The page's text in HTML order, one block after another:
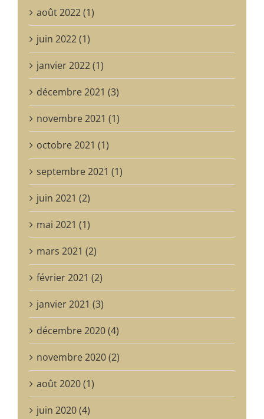
juin 2022 (1)
janvier 2022 (1)
décembre 2021 (3)
novembre 2021 (1)
octobre 2021 (1)
septembre 2021 (1)
juin 2021 (2)
mai 2021 (1)
mars 2021 (2)
février 2021 (2)
janvier 2021 (3)
décembre 2020 (4)
novembre 2020 (2)
août 2020 (1)
juin 2020 (4)
mai 2020 (4)